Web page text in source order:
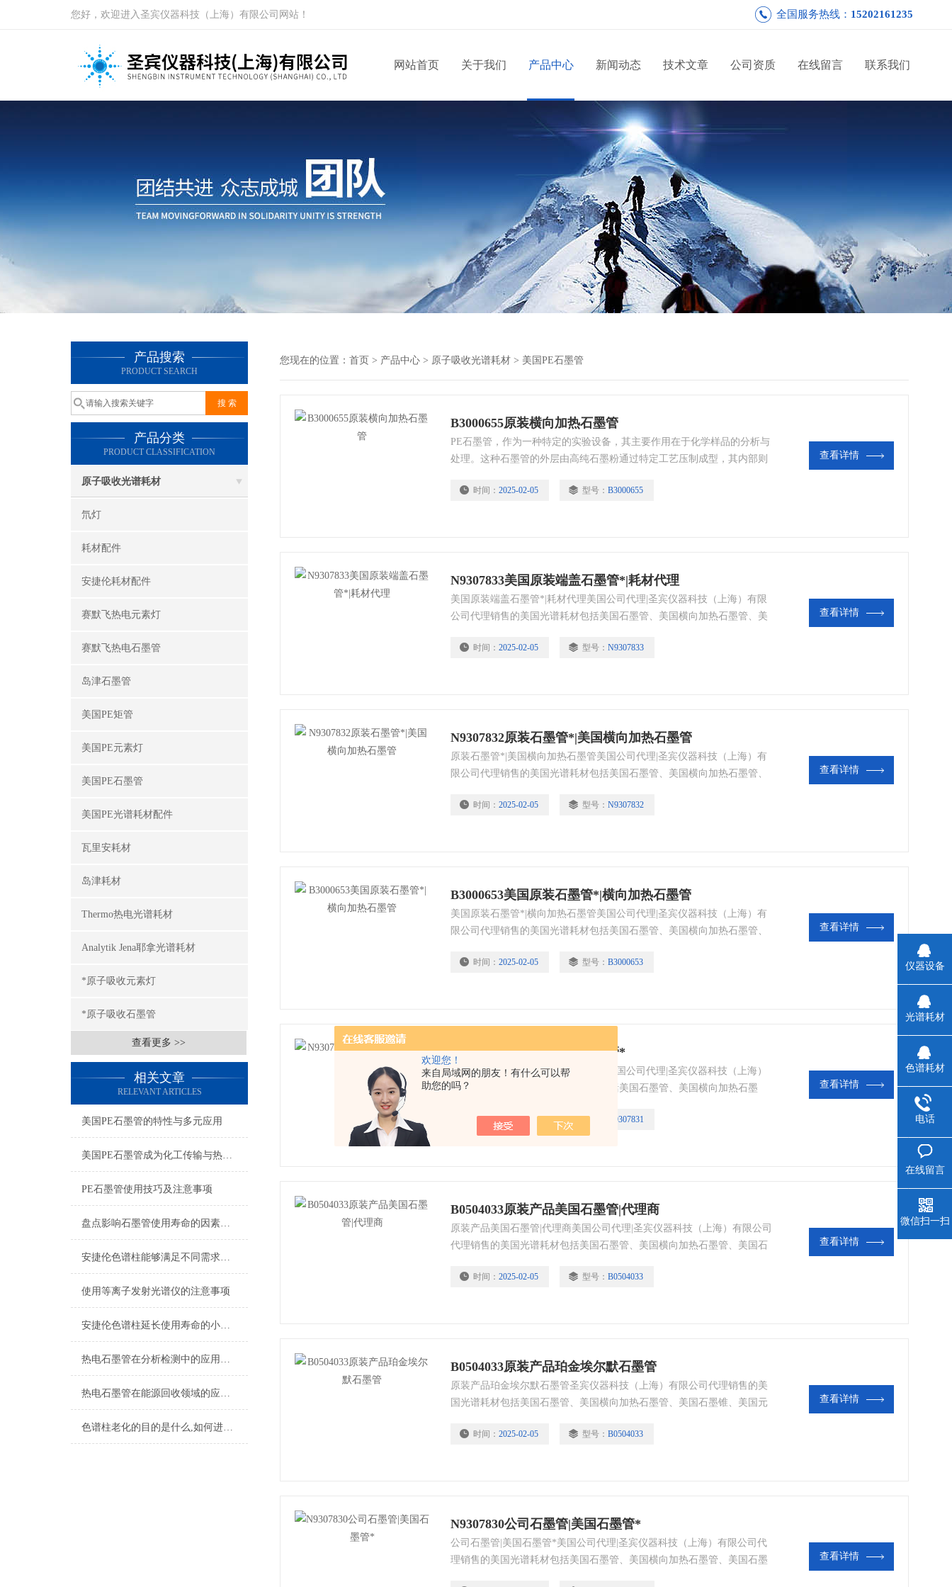
欢迎您！
来自局域网的朋友！有什么可以帮
助您的吗？
您好，欢迎进入圣宾仪器科技（上海）有限公司网站！ 全国服务热线： 15202161235
网站首页 关于我们 产品中心 新闻动态 技术文章 公司资质 在线留言 联系我们
产品搜索
PRODUCT SEARCH
产品分类
PRODUCT CLASSIFICATION
原子吸收光谱耗材
氘灯
耗材配件
安捷伦耗材配件
赛默飞热电元素灯
赛默飞热电石墨管
岛津石墨管
美国PE矩管
美国PE元素灯
美国PE石墨管
美国PE光谱耗材配件
瓦里安耗材
岛津耗材
Thermo热电光谱耗材
Analytik Jena耶拿光谱耗材
*原子吸收元素灯
*原子吸收石墨管
查看更多 >>
相关文章
RELEVANT ARTICLES
美国PE石墨管的特性与多元应用
美国PE石墨管成为化工传输与热管理的创新材料
PE石墨管使用技巧及注意事项
盘点影响石墨管使用寿命的因素有哪些?
安捷伦色谱柱能够满足不同需求的实验室分析
使用等离子发射光谱仪的注意事项
安捷伦色谱柱延长使用寿命的小技巧
热电石墨管在分析检测中的应用及特性解析
热电石墨管在能源回收领域的应用与实践
色谱柱老化的目的是什么,如何进行老化?
您现在的位置： 首页 > 产品中心 > 原子吸收光谱耗材 > 美国PE石墨管
B3000655原装横向加热石墨管
PE石墨管，作为一种特定的实验设备，其主要作用在于化学样品的分析与
处理。这种石墨管的外层由高纯石墨粉通过特定工艺压制成型，其内部则
和耐腐蚀性，成为科研和医疗领域不可或_缺的工具。
时间： 2025-02-05 型号： B3000655
查看详情
N9307833美国原装端盖石墨管*|耗材代理
美国原装端盖石墨管*|耗材代理美国公司代理|​圣宾仪器科技（上海）有限
公司代理销售的美国光谱耗材包括美国石墨管、美国横向加热石墨管、美
泵管、美国泵油、美国进样针、美国进样杯、美国矩管等美国光谱耗材|色
时间： 2025-02-05 型号： N9307833
查看详情
N9307832原装石墨管*|美国横向加热石墨管
原装石墨管*|美国横向加热石墨管美国公司代理|​圣宾仪器科技（上海）有
限公司代理销售的美国光谱耗材包括美国石墨管、美国横向加热石墨管、
样泵管、美国泵油、美国进样针、美国进样杯、美国矩管等美国光谱耗材|
时间： 2025-02-05 型号： N9307832
查看详情
B3000653美国原装石墨管*|横向加热石墨管
美国原装石墨管*|横向加热石墨管美国公司代理|​圣宾仪器科技（上海）有
限公司代理销售的美国光谱耗材包括美国石墨管、美国横向加热石墨管、
样泵管、美国泵油、美国进样针、美国进样杯、美国矩管等美国光谱耗材|
时间： 2025-02-05 型号： B3000653
查看详情
N9307831原装产品美国石墨管*
原装产品美国石墨管*|美国公司代理美国公司代理|​圣宾仪器科技（上海）
有限公司代理销售的美国光谱耗材包括美国石墨管、美国横向加热石墨
国进样泵管、美国泵油、美国进样针、美国进样杯、美国矩管等美国光谱
耗材|色谱耗材全线产品。
时间： 2025-02-05 型号： N9307831
查看详情
B0504033原装产品美国石墨管|代理商
原装产品美国石墨管|代理商美国公司代理|​圣宾仪器科技（上海）有限公司
代理销售的美国光谱耗材包括美国石墨管、美国横向加热石墨管、美国石
管、美国泵油、美国进样针、美国进样杯、美国矩管等美国光谱耗材|色谱
时间： 2025-02-05 型号： B0504033
查看详情
B0504033原装产品珀金埃尔默石墨管
原装产品珀金埃尔默石墨管​圣宾仪器科技（上海）有限公司代理销售的美
国光谱耗材包括美国石墨管、美国横向加热石墨管、美国石墨锥、美国元
美国进样针、美国进样杯、美国矩管等美国光谱耗材|色谱耗材全线产品。
时间： 2025-02-05 型号： B0504033
查看详情
N9307830公司石墨管|美国石墨管*
公司石墨管|美国石墨管*美国公司代理|​圣宾仪器科技（上海）有限公司代
理销售的美国光谱耗材包括美国石墨管、美国横向加热石墨管、美国石墨
查看详情
仪器设备
光谱耗材
色谱耗材
电话
在线留言
微信扫一扫